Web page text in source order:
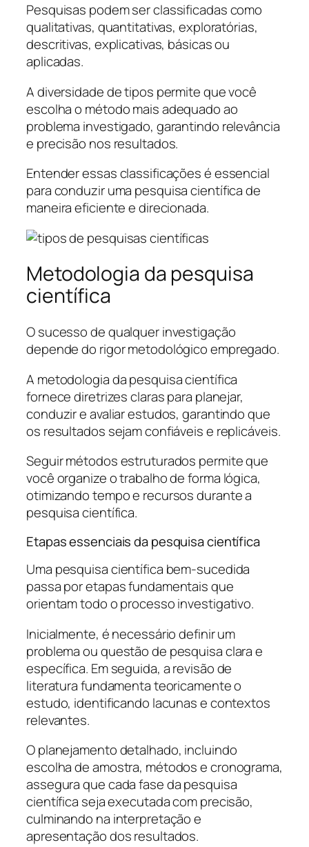
Pesquisas podem ser classificadas como
qualitativas, quantitativas, exploratórias,
descritivas, explicativas, básicas ou
aplicadas.
A diversidade de tipos permite que você
escolha o método mais adequado ao
problema investigado, garantindo relevância
e precisão nos resultados.
Entender essas classificações é essencial
para conduzir uma pesquisa científica de
maneira eficiente e direcionada.
Metodologia da pesquisa
científica
O sucesso de qualquer investigação
depende do rigor metodológico empregado.
A metodologia da pesquisa científica
fornece diretrizes claras para planejar,
conduzir e avaliar estudos, garantindo que
os resultados sejam confiáveis e replicáveis.
Seguir métodos estruturados permite que
você organize o trabalho de forma lógica,
otimizando tempo e recursos durante a
pesquisa científica.
Etapas essenciais da pesquisa científica
Uma pesquisa científica bem-sucedida
passa por etapas fundamentais que
orientam todo o processo investigativo.
Inicialmente, é necessário definir um
problema ou questão de pesquisa clara e
específica. Em seguida, a revisão de
literatura fundamenta teoricamente o
estudo, identificando lacunas e contextos
relevantes.
O planejamento detalhado, incluindo
escolha de amostra, métodos e cronograma,
assegura que cada fase da pesquisa
científica seja executada com precisão,
culminando na interpretação e
apresentação dos resultados.